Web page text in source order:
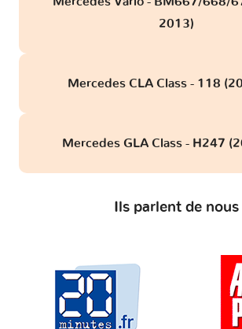
2013)
Mercedes CLA Class - 118
Mercedes GLA Class - H247
Ils parlent de nous